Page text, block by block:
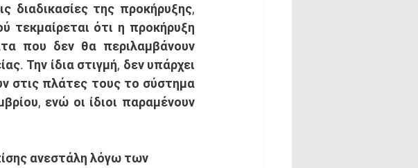
διαδικασίες της προκήρυξης,
τεκμαίρεται ότι η προκήρυξη
που δεν θα περιλαμβάνουν
Την ίδια στιγμή, δεν υπάρχει
στις πλάτες τους το σύστημα
ενώ οι ίδιοι παραμένουν
ανεστάλη λόγω των